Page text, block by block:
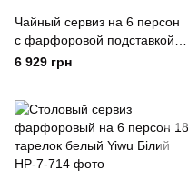
Чайный сервиз на 6 персон
с фарфоровой подставкой,
серый Yiwu
6 929 грн